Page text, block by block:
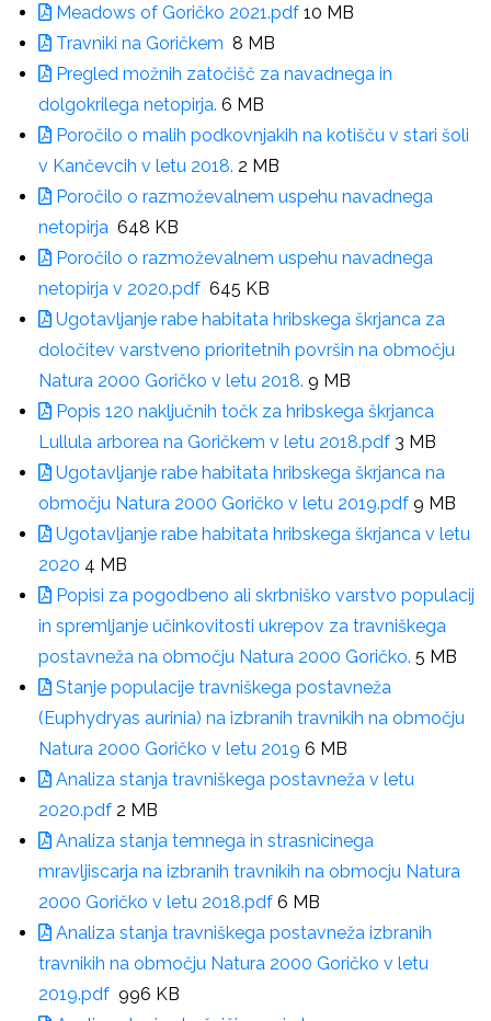
Meadows of Goričko 2021.pdf 10 MB
Travniki na Goričkem 8 MB
Pregled možnih zatočišč za navadnega in
dolgokrilega netopirja. 6 MB
Poročilo o malih podkovnjakih na kotišču v stari šoli
v Kančevcih v letu 2018. 2 MB
Poročilo o razmoževalnem uspehu navadnega
netopirja 648 KB
Poročilo o razmoževalnem uspehu navadnega
netopirja v 2020.pdf 645 KB
Ugotavljanje rabe habitata hribskega škrjanca za
določitev varstveno prioritetnih površin na območju
Natura 2000 Goričko v letu 2018. 9 MB
Popis 120 naključnih točk za hribskega škrjanca
Lullula arborea na Goričkem v letu 2018.pdf 3 MB
Ugotavljanje rabe habitata hribskega škrjanca na
območju Natura 2000 Goričko v letu 2019.pdf 9 MB
Ugotavljanje rabe habitata hribskega škrjanca v letu
2020 4 MB
Popisi za pogodbeno ali skrbniško varstvo populacij
in spremljanje učinkovitosti ukrepov za travniškega
postavneža na območju Natura 2000 Goričko. 5 MB
Stanje populacije travniškega postavneža
(Euphydryas aurinia) na izbranih travnikih na območju
Natura 2000 Goričko v letu 2019 6 MB
Analiza stanja travniškega postavneža v letu
2020.pdf 2 MB
Analiza stanja temnega in strasnicinega
mravljiscarja na izbranih travnikih na obmocju Natura
2000 Goričko v letu 2018.pdf 6 MB
Analiza stanja travniškega postavneža izbranih
travnikih na območju Natura 2000 Goričko v letu
2019.pdf 996 KB